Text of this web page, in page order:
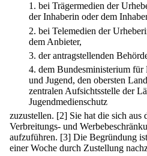
1. bei Trägermedien der
der Inhaberin oder dem
2. bei Telemedien der
dem Anbieter,
3. der antragstellenden
4. dem Bundesministerium für
und Jugend, den obersten
zentralen Aufsichtsstelle der
Jugendmedienschutz
zuzustellen. [2] Sie hat die sich aus
Verbreitungs- und
aufzuführen. [3] Die Begründung
einer Woche durch Zustellung